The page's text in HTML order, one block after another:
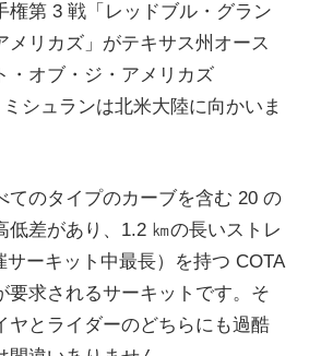
権第 3 戦「レッドブル・グラン
メリカズ」がテキサス州オース
・オブ・ジ・アメリカズ
ミシュランは北米大陸に向かいま
てのタイプのカーブを含む 20 の
低差があり、1.2 ㎞の長いストレ
サーキット中最長）を持つ COTA
要求されるサーキットです。そ
ヤとライダーのどちらにも過酷